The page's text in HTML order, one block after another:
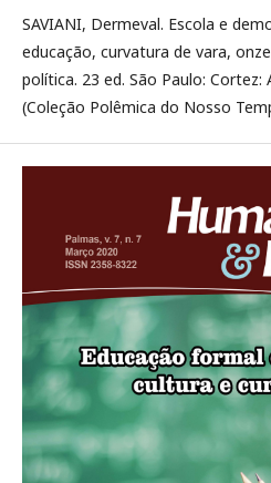
SAVIANI, Dermeval. Escola e
educação, curvatura de vara,
política. 23 ed. São Paulo:
(Coleção Polêmica do Nosso